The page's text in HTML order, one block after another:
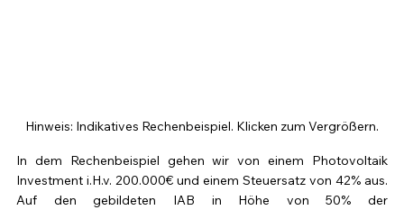
Hinweis: Indikatives Rechenbeispiel. Klicken zum Vergrößern.
In dem Rechenbeispiel gehen wir von einem Photovoltaik
Investment i.H.v. 200.000€ und einem Steuersatz von 42% aus.
Auf den gebildeten IAB in Höhe von 50% der